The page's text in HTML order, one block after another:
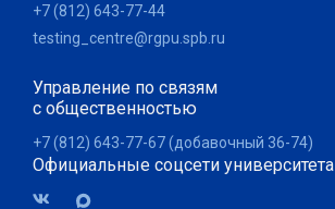
+7 (812) 643-77-44
testing_centre@rgpu.spb.ru
Управление по связям
с общественностью
+7 (812) 643-77-67 (добавочный 36-74)
Официальные соцсети университета